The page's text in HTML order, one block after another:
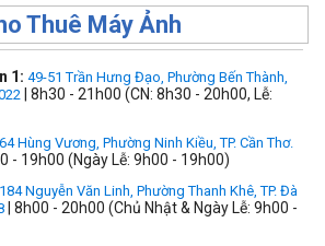
Thuê Máy Ảnh
1: 49-51 Trần Hưng Đạo, Phường Bến Thành,
| 8h30 - 21h00 (CN: 8h30 - 20h00, Lễ:
64 Hùng Vương, Phường Ninh Kiều, TP. Cần Thơ.
- 19h00 (Ngày Lễ: 9h00 - 19h00)
184 Nguyễn Văn Linh, Phường Thanh Khê, TP. Đà
| 8h00 - 20h00 (Chủ Nhật & Ngày Lễ: 9h00 -